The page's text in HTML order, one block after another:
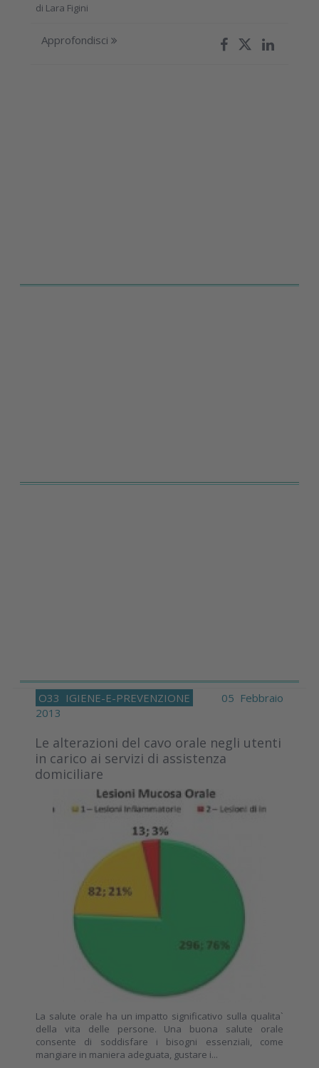
di Lara Figini
Approfondisci
O33 IGIENE-E-PREVENZIONE
05 Febbraio
2013
Le alterazioni del cavo orale negli utenti
in carico ai servizi di assistenza
domiciliare
La salute orale ha un impatto significativo sulla qualita`
della vita delle persone. Una buona salute orale
consente di soddisfare i bisogni essenziali, come
mangiare in maniera adeguata, gustare i...